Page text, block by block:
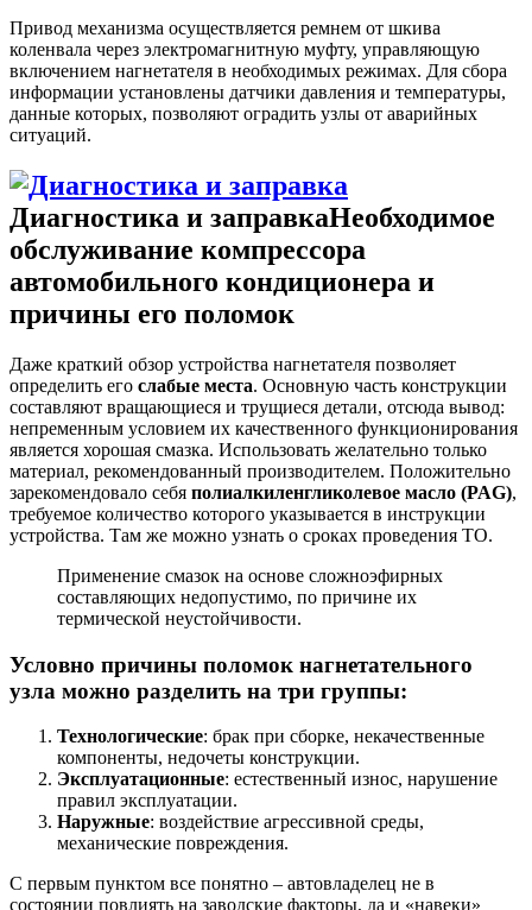
Привод механизма осуществляется ремнем от шкива
коленвала через электромагнитную муфту, управляющую
включением нагнетателя в необходимых режимах. Для сбора
информации установлены датчики давления и температуры,
данные которых, позволяют оградить узлы от аварийных
ситуаций.
Диагностика и заправкаНеобходимое
обслуживание компрессора
автомобильного кондиционера и
причины его поломок
Даже краткий обзор устройства нагнетателя позволяет
определить его слабые места. Основную часть конструкции
составляют вращающиеся и трущиеся детали, отсюда вывод:
непременным условием их качественного функционирования
является хорошая смазка. Использовать желательно только
материал, рекомендованный производителем. Положительно
зарекомендовало себя полиалкиленгликолевое масло (PAG),
требуемое количество которого указывается в инструкции
устройства. Там же можно узнать о сроках проведения ТО.
Применение смазок на основе сложноэфирных
составляющих недопустимо, по причине их
термической неустойчивости.
Условно причины поломок нагнетательного
узла можно разделить на три группы:
Технологические: брак при сборке, некачественные
компоненты, недочеты конструкции.
Эксплуатационные: естественный износ, нарушение
правил эксплуатации.
Наружные: воздействие агрессивной среды,
механические повреждения.
С первым пунктом все понятно – автовладелец не в
состоянии повлиять на заводские факторы, да и «навеки»